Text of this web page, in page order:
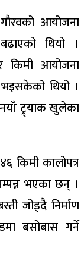
आयोजना
थियो ।
किमी आयोजना
थियो ।
ट्र्याक खुलेका
किमी कालोपत्र
भएका छन् ।
जोड्दै निर्माण
बसोबास गर्ने